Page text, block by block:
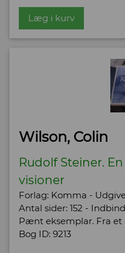
Læg i kurv
Wilson, Colin
Rudolf Steiner.
visioner
Forlag: Komma -
Antal sider: 152 -
Pænt eksemplar. Fra et
Bog ID: 9213